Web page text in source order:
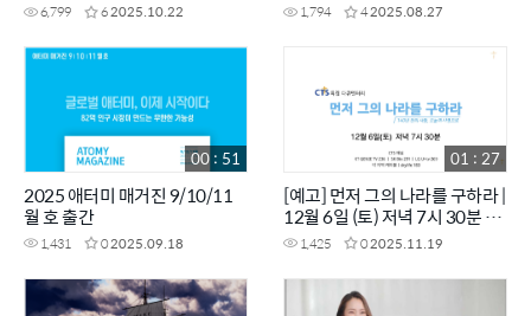
6,799 62025.10.22 1,794 42025.08.27
2025 애터미 매거진 9/10/11
월 호 출간
1,431 02025.09.18
00 : 51
[예고] 먼저 그의 나라를 구하라 |
12월 6일 (토) 저녁 7시 30분 방
송 | 140년 전의 사랑, 오늘의 사
명으로 | CTS특집다큐
1,425 02025.11.19
01 : 27